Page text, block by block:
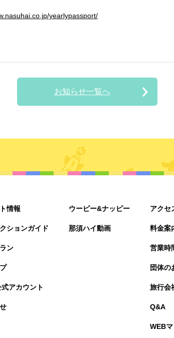
yearlypassport/
お知らせ一覧へ
情報
ションガイド
ン
アカウント
ウーピー&ナッピー
那須ハイ動画
アクセ
料金案
営業時
団体の
旅行会
Q&A
WEB